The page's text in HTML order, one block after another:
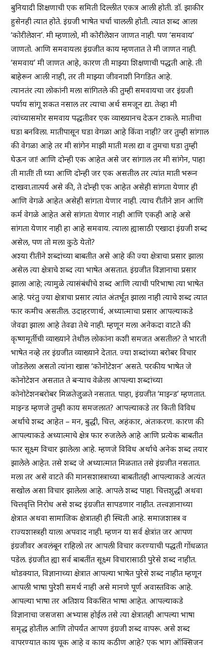
बुनियादी शिक्षणाची एक समिती दिल्लीत एकत्र आली होती. डॉ. झाकीर
हुसेनही त्यात होते. इंग्रजी भाषेत चर्चा चालली होती. त्यात शब्द आला
‘कोरीलेशन’. मी म्हणालो, मी कोरीलेशन जाणत नाही. पण ‘समवाय’
जाणतो. आणि समवायला इंग्रजीत काय म्हणतात ते मी जाणत नाही.
‘समवाय’ मी जाणत आहे, कारण ती माझ्या शिक्षणाची पद्धती आहे. ती
बाहेरून आली नाही, तर ती माझ्या जीवनाशी निगडित आहे.
त्यानतंर त्या लोकांनी मला सांगितले की तुम्ही समवायचा जर इंग्रजी
पर्याय सांगू शकत नसाल तर त्याचा अर्थ समजून द्या. तेव्हा मी
त्यांच्यासमोर समवाय पद्धतीवर एक व्याख्यानच देऊन टाकले. मातीचा
घडा बनविला. मातीपासून घडा वेगळा आहे किंवा नाही? जर तुम्ही सांगाल
की वेगळा आहे तर मी सांगेन माझी माती मला द्या व तुमचा घडा तुम्ही
घेऊन जा! आणि दोन्ही एक आहेत असे जर सांगाल तर मी सांगेन, पाहा
ती माती! ती घ्या आणि दोन्ही जर एक असतील तर त्यांत माती भरून
दाखवा.तात्पर्य असे की, ते दोन्ही एक आहेत असेही सांगता येणार ही
आणि वेगळे आहेत असेही सांगता येणार नाही. त्याच रीतीने ज्ञान आणि
कर्म वेगळे आहेत असे सांगता येणार नाही आणि एकही आहे असे
सांगता येणार नाही हा आहे समवाय. त्याला ह्यासाठी एखादा इंग्रजी शब्द
असेल, पण तो मला कुठे येतो?
अश्या रीतीने शब्दांच्या बाबतीत असे आहे की ज्या क्षेत्राचा प्रसार झाला
असेल त्या क्षेत्राचे शब्द त्या भाषेत असतात. इंग्रजीत विज्ञानाचा प्रसार
झाला आहे; त्यामुळे त्यासंबंधीचे शब्द आणि त्याची परिभाषा त्या भाषेत
आहे. परंतु ज्या क्षेत्राचा प्रसार त्यांत अंतर्भूत झाला नाही त्याचे शब्द त्यात
फार कमीच असतील. उदाहरणार्थ, अध्यात्माचा प्रसार आपल्याकडे
जेवढा झाला आहे तेवढा तेथे नाही. म्हणून मला अनेकदा वाटते की
कृष्णमूर्तीची व्याख्याने तेथील लोकांना कशी समजत असतील? ते भारती
भाषेत नव्हे तर इंग्रजीत व्याख्याने देतात. ज्या शब्दांच्या बरोबर विचार
जोडलेला असतो त्यांना खास ‘कोनोटेशन’ असते. परकीय भाषेत जे
कोनोटेशन असतात ते बऱ्याच वेळेला आपल्या शब्दांच्या
कोनोटेशनबरोबर मिळतेजुळते नसतात. पाहा, इंग्रजीत ‘माइन्ड’ म्हणतात.
माइन्ड म्हणजे तुम्ही काय समजलात? आपल्याकडे तर किती विविध
अर्थाचे शब्द आहेत – मन, बुद्धी, चित्त, अहंकार, अंतःकरण. कारण की
आपल्याकडे अध्यात्माचे क्षेत्र फार रुजलेले आहे आणि प्रत्येक बाबतीत
फार सूक्ष्म विचार झालेला आहे. म्हणजे विविध अर्थाचे अनेक शब्द तयार
झालेले आहेत. तसे शब्द जे अध्यात्मात मिळतात तसे इंग्रजीत नसतात.
मला तर असे वाटते की मानसशास्त्राच्या बाबतीतही आपल्याकडे अत्यंत
सखोल असा विचार झालेला आहे. आपले शब्द पाहा. चित्तशुद्धी अथवा
चित्तवृत्ति निरोध असे शब्द इंग्रजीत सापडणार नाहीत. तत्त्वज्ञानाच्या
क्षेत्रात अथवा सामाजिक क्षेत्रातही ही स्थिती आहे. समाजशास्त्र व
राज्यशास्त्रही याला अपवाद नाही. म्हणन या सर्व क्षेत्रांत जर आपण
इंग्रजीवर अवलंबून राहिलो तर आपली विचार करण्याची पद्धती गोंधळात
पडेल. इंग्रजीत ह्या सर्व बाबतींत सूक्ष्म विचारासाठी पुरेसे शब्द नाहीत.
थोडक्यात, विज्ञानाच्या क्षेत्रात आपल्या भाषेत पुरेसे शब्द नाहीत म्हणून
आपली भाषा पुरेशी समर्थ नाही असे मानणे पूर्ण अवास्तविक आहे.
आपल्या भाषा तर अतिशय विकसित भाषा आहेत. आपल्याकडे
विज्ञानाचा जसजसा अभ्यास होईल तसे त्या क्षेत्रातही आपल्या भाषा
समृद्ध होतील आणि तोपर्यंत आपण इंग्रजी शब्द वापरू. असे शब्द
वापरण्यात काय चूक आहे व काय कठीण आहे? एक भाग ऑक्सिजन